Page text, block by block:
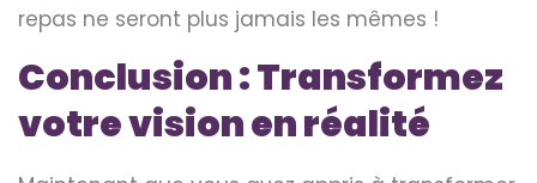
repas ne seront plus jamais les mêmes !
Conclusion : Transformez
votre vision en réalité